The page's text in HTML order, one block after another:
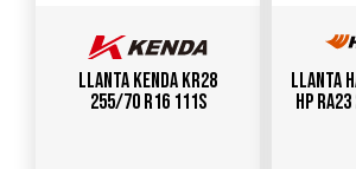
Llanta KENDA KR28
255/70 R16 111S
Llanta
HP